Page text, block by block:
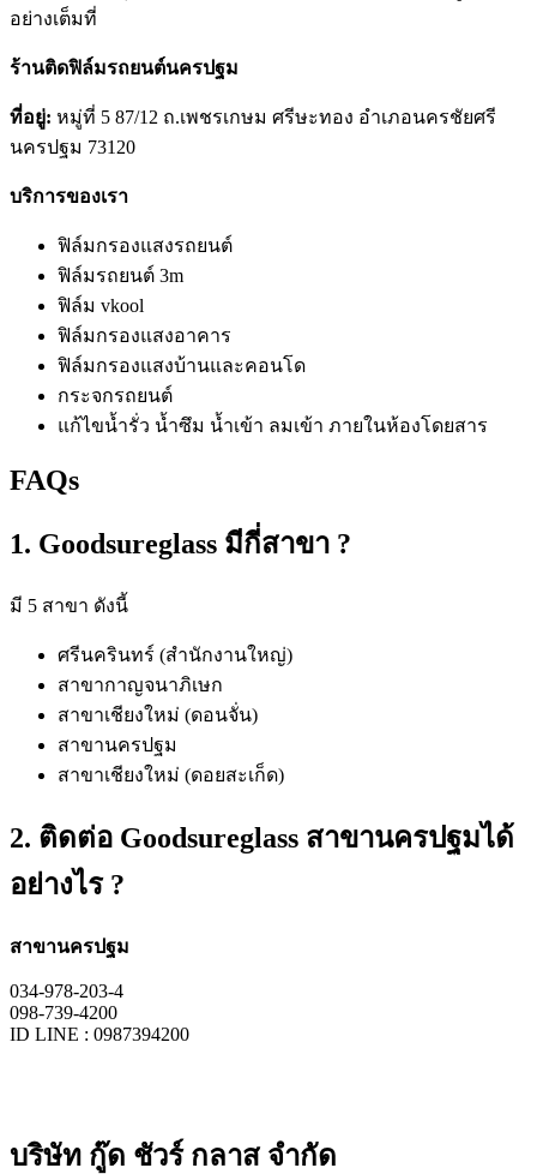
อย่างเต็มที่
ร้านติดฟิล์มรถยนต์นครปฐม
ที่อยู่: หมู่ที่ 5 87/12 ถ.เพชรเกษม ศรีษะทอง อำเภอนครชัยศรี
นครปฐม 73120
บริการของเรา
ฟิล์มกรองแสงรถยนต์
ฟิล์มรถยนต์ 3m
ฟิล์ม vkool
ฟิล์มกรองแสงอาคาร
ฟิล์มกรองแสงบ้านและคอนโด
กระจกรถยนต์
แก้ไขน้ำรั่ว น้ำซึม น้ำเข้า ลมเข้า ภายในห้องโดยสาร
FAQs
1. Goodsureglass มีกี่สาขา ?
มี 5 สาขา ดังนี้
ศรีนครินทร์ (สำนักงานใหญ่)
สาขากาญจนาภิเษก
สาขาเชียงใหม่ (ดอนจั่น)
สาขานครปฐม
สาขาเชียงใหม่ (ดอยสะเก็ด)
2. ติดต่อ Goodsureglass สาขานครปฐมได้
อย่างไร ?
สาขานครปฐม
034-978-203-4
098-739-4200
ID LINE : 0987394200
บริษัท กู๊ด ชัวร์ กลาส จำกัด